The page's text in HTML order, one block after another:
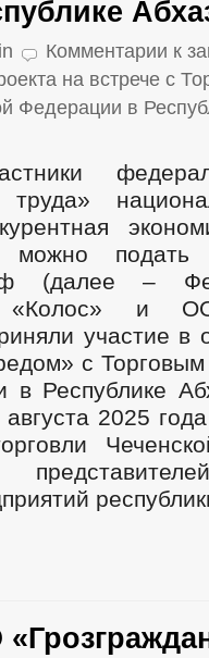
Комментарии к
на встрече с
Федерации в
труда»
можно подать
(далее –
«Колос» и
участие в
с
в Республике
2025